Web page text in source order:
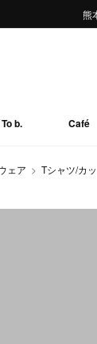
熊
熊
To b. Café
ェア Tシャツ/カ